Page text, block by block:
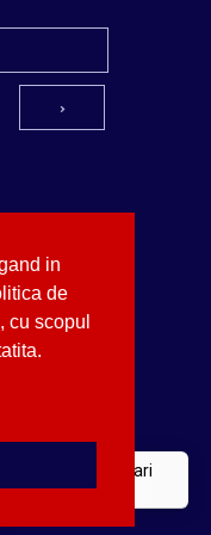
in
de
cu scopul
Webdesign by
de utlizare
1, Bucuresti
Programari
Online
Click aici pentru
programare online